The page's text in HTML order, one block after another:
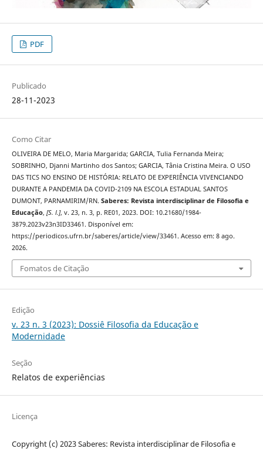
PDF
Publicado
28-11-2023
Como Citar
OLIVEIRA DE MELO, Maria Margarida; GARCIA, Tulia Fernanda Meira;
SOBRINHO, Djanni Martinho dos Santos; GARCIA, Tânia Cristina Meira. O USO
DAS TICS NO ENSINO DE HISTÓRIA: RELATO DE EXPERIÊNCIA VIVENCIANDO
DURANTE A PANDEMIA DA COVID-2109 NA ESCOLA ESTADUAL SANTOS
DUMONT, PARNAMIRIM/RN. Saberes: Revista interdisciplinar de Filosofia e
Educação, [S. l.], v. 23, n. 3, p. RE01, 2023. DOI: 10.21680/1984-
3879.2023v23n3ID33461. Disponível em:
https://periodicos.ufrn.br/saberes/article/view/33461. Acesso em: 8 ago.
2026.
Fomatos de Citação
Edição
v. 23 n. 3 (2023): Dossiê Filosofia da Educação e
Modernidade
Seção
Relatos de experiências
Licença
Copyright (c) 2023 Saberes: Revista interdisciplinar de Filosofia e